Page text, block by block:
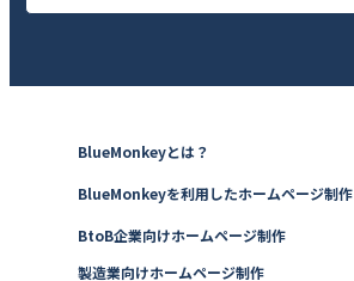
BlueMonkeyとは？
BlueMonkeyを利用したホームページ制作
BtoB企業向けホームページ制作
製造業向けホームページ制作